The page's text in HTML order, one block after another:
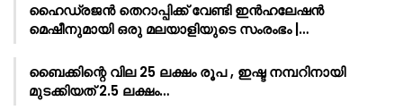
ഹൈഡ്രജൻ തെറാപ്പിക്ക് വേണ്ടി ഇൻഹലേഷൻ
മെഷീനുമായി ഒരു മലയാളിയുടെ സംരംഭം |…
ബൈക്കിന്റെ വില 25 ലക്ഷം രൂപ , ഇഷ്ട നമ്പറിനായി
മുടക്കിയത് 2.5 ലക്ഷം…